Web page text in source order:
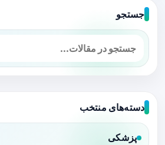
جستجو
دسته‌های منتخب
پزشکی